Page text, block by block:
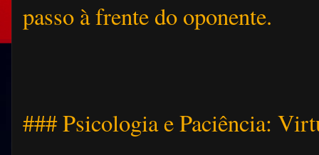
passo à frente do oponente.
### Psicologia e Paciência: